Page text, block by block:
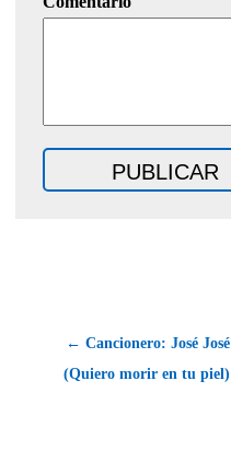
← Cancionero: José José
(Quiero morir en tu piel)